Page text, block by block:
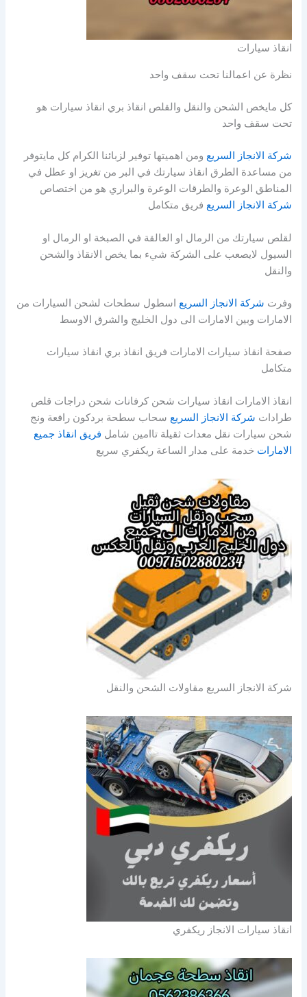
انقاذ سيارات
نظرة عن اعمالنا تحت سقف واحد
كل مايخص الشحن والنقل والقلص انقاذ بري انقاذ سيارات هو
تحت سقف واحد
شركة الانجاز السريع ومن اهميتها توفير لزبائنا الكرام كل مايتوفر
من مساعدة الطرق انقاذ سيارتك في البر من تغريز او عطل في
المناطق الوعرة والطرقات الوعرة والبراري هو من اختصاص
شركة الانجاز السريع فريق متكامل
لقلص سيارتك من الرمال او العالقة في الصبخة او الرمال او
السيول لايصعب على الشركة شيء بما يخص الانقاذ والشحن
والنقل
وفرت شركة الانجاز السريع اسطول سطحات لشحن السيارات من
الامارات وبين الامارات الى دول الخليج والشرق الاوسط
صفحة انقاذ سيارات الامارات فريق انقاذ بري انقاذ سيارات
متكامل
انقاذ الامارات انقاذ سيارات شحن كرفانات شحن دراجات قلص
طرادات شركة الانجاز السريع سحاب سطحة بردكون رافعة ونج
شحن سيارات نقل معدات ثقيلة تاامين شامل فريق انقاذ جميع
الامارات خدمة على مدار الساعة ريكفري سريع
شركة الانجاز السريع مقاولات الشحن والنقل
انقاذ سيارات الانجاز ريكفري